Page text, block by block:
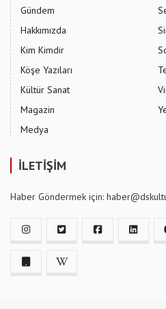
Gündem
Hakkımızda
Kim Kimdir
Köşe Yazıları
Kültür Sanat
Magazin
Medya
İLETİŞİM
Haber Göndermek için: